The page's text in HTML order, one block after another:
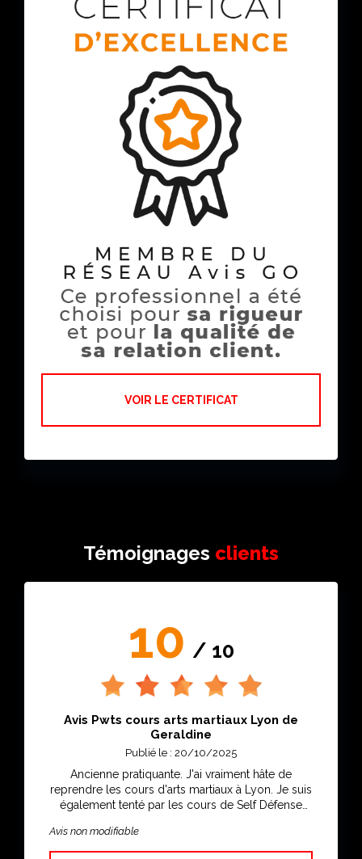
VOIR LE CERTIFICAT
Témoignages clients
10 / 10
Avis Pwts cours arts martiaux Lyon de
Geraldine
Publié le : 20/10/2025
Ancienne pratiquante. J'ai vraiment hâte de
reprendre les cours d'arts martiaux à Lyon. Je suis
également tenté par les cours de Self Défense
Avis non modifiable